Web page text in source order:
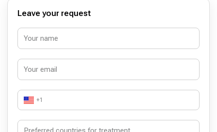
Leave your request
+1